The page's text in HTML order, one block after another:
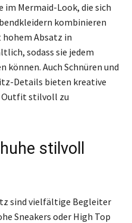
Mermaid-Look, die sich
kombinieren
hohem Absatz in
sodass sie jedem
Auch Schnüren und
Details bieten kreative
Outfit stilvoll zu
stilvoll
sind vielfältige Begleiter
Sneakers oder High Top